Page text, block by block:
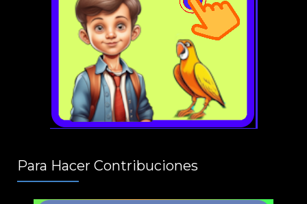
Para Hacer Contribuciones